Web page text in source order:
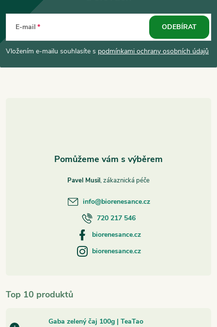
p
E-mail
Vložením e-mailu souhlasíte s podmínkami ochrany osobních údajů
ODEBÍRAT
Top 10 produktů
Gaba zelený čaj 100g | TeaTao
Pavel Musil
info@biorenesance.cz
720 217 546
biorenesance.cz
biorenesance.cz